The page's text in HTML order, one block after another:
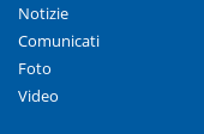
Notizie
Comunicati
Foto
Video